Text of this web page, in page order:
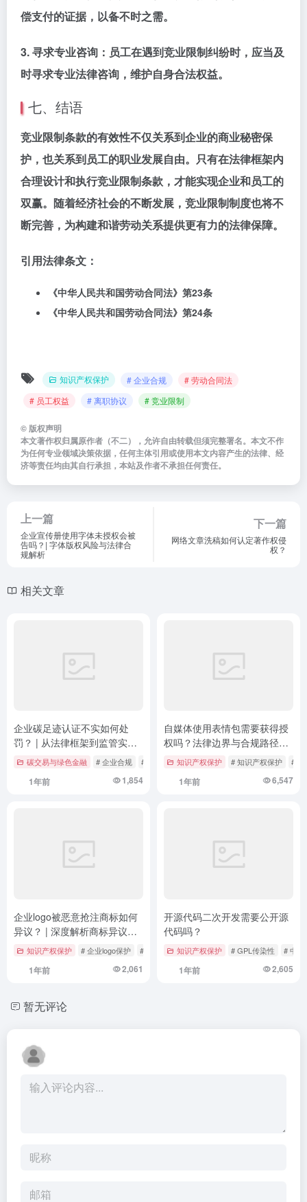
偿支付的证据，以备不时之需。
3.寻求专业咨询 ：员工在遇到竞业限制纠纷时，应当及
时寻求专业法律咨询，维护自身合法权益。
七、结语
竞业限制条款的有效性不仅关系到企业的商业秘密保
护，也关系到员工的职业发展自由。只有在法律框架内
合理设计和执行竞业限制条款，才能实现企业和员工的
双赢。随着经济社会的不断发展，竞业限制制度也将不
断完善，为构建和谐劳动关系提供更有力的法律保障。
引用法律条文：
《中华人民共和国劳动合同法》第23条
《中华人民共和国劳动合同法》第24条
知识产权保护 # 企业合规
# 劳动合同法
# 员工权益
# 离职协议 # 竞业限制
©版权声明
本文著作权归属原作者（不二），允许自由转载但须完整署名。本文不作
为任何专业领域决策依据，任何主体引用或使用本文内容产生的法律、经
济等责任均由其自行承担，本站及作者不承担任何责任。
上一篇
企业宣传册使用字体未授权会被
告吗？| 字体版权风险与法律合
规解析
下一篇
网络文章洗稿如何认定著作权侵
权？
相关文章
企业碳足迹认证不实如何处
罚？ | 从法律框架到监管实践
的双向透视
碳交易与绿色金融 # 企业合规 # 双碳战略 # 环境法
1年前 1,854
自媒体使用表情包需要获得授
权吗？法律边界与合规路径深
度解析
知识产权保护 # 知识产权保护 # 网
1年前 6,547
企业logo被恶意抢注商标如何
异议？ | 深度解析商标异议的
法律路径与实操策略
知识产权保护 # 企业logo保护 # 商标异议 # 恶意抢注
1年前 2,061
开源代码二次开发需要公开源
代码吗？
知识产权保护 # GPL传染性 # 中国
1年前 2,605
暂无评论